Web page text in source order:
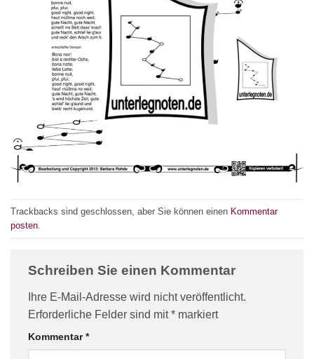
Trackbacks sind geschlossen, aber Sie können einen Kommentar
posten
Schreiben Sie einen Kommentar
Ihre E-Mail-Adresse wird nicht veröffentlicht.
Erforderliche Felder sind mit* markiert
Kommentar*